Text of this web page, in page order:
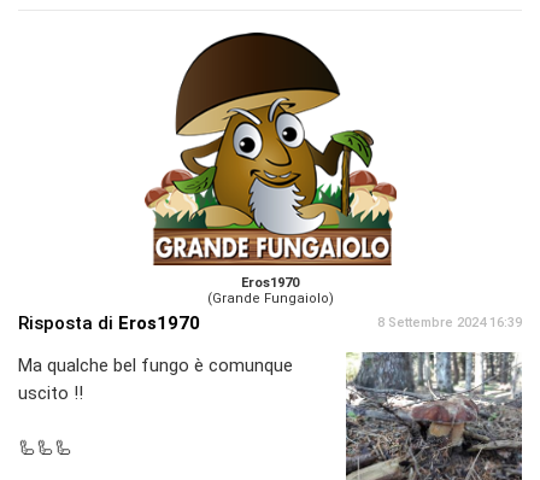
Eros1970
(Grande Fungaiolo)
Risposta di Eros1970 8 Settembre 2024 16:39
Ma qualche bel fungo è comunque
uscito !!
🦾🦾🦾